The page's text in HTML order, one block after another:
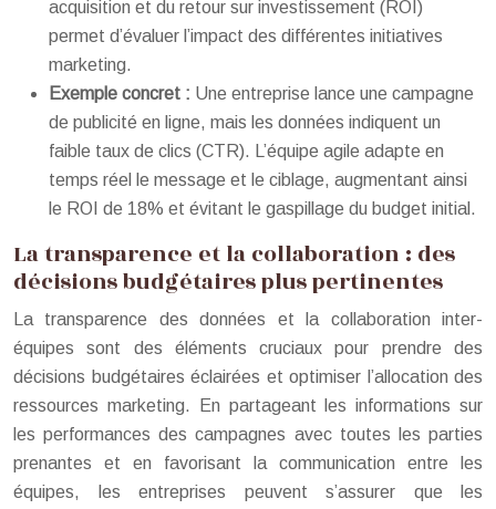
acquisition et du retour sur investissement (ROI)
permet d’évaluer l’impact des différentes initiatives
marketing.
Exemple concret : Une entreprise lance une campagne
de publicité en ligne, mais les données indiquent un
faible taux de clics (CTR). L’équipe agile adapte en
temps réel le message et le ciblage, augmentant ainsi
le ROI de 18% et évitant le gaspillage du budget initial.
La transparence et la collaboration : des
décisions budgétaires plus pertinentes
La transparence des données et la collaboration inter-
équipes sont des éléments cruciaux pour prendre des
décisions budgétaires éclairées et optimiser l’allocation des
ressources marketing. En partageant les informations sur
les performances des campagnes avec toutes les parties
prenantes et en favorisant la communication entre les
équipes, les entreprises peuvent s’assurer que les